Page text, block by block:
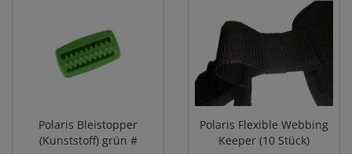
Polaris Bleistopper
(Kunststoff) grün #
Polaris Flexible Webbing
Keeper (10 Stück)